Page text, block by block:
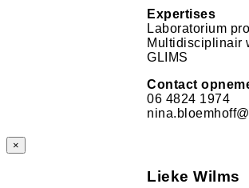
Expertises
Laboratorium
Multidisciplinair
GLIMS
Contact
06 4824 1974
×
Lieke Wilms